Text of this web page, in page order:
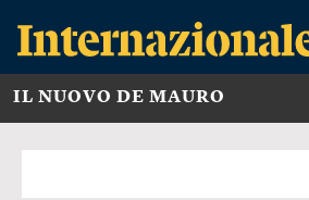
IL NUOVO DE MAURO